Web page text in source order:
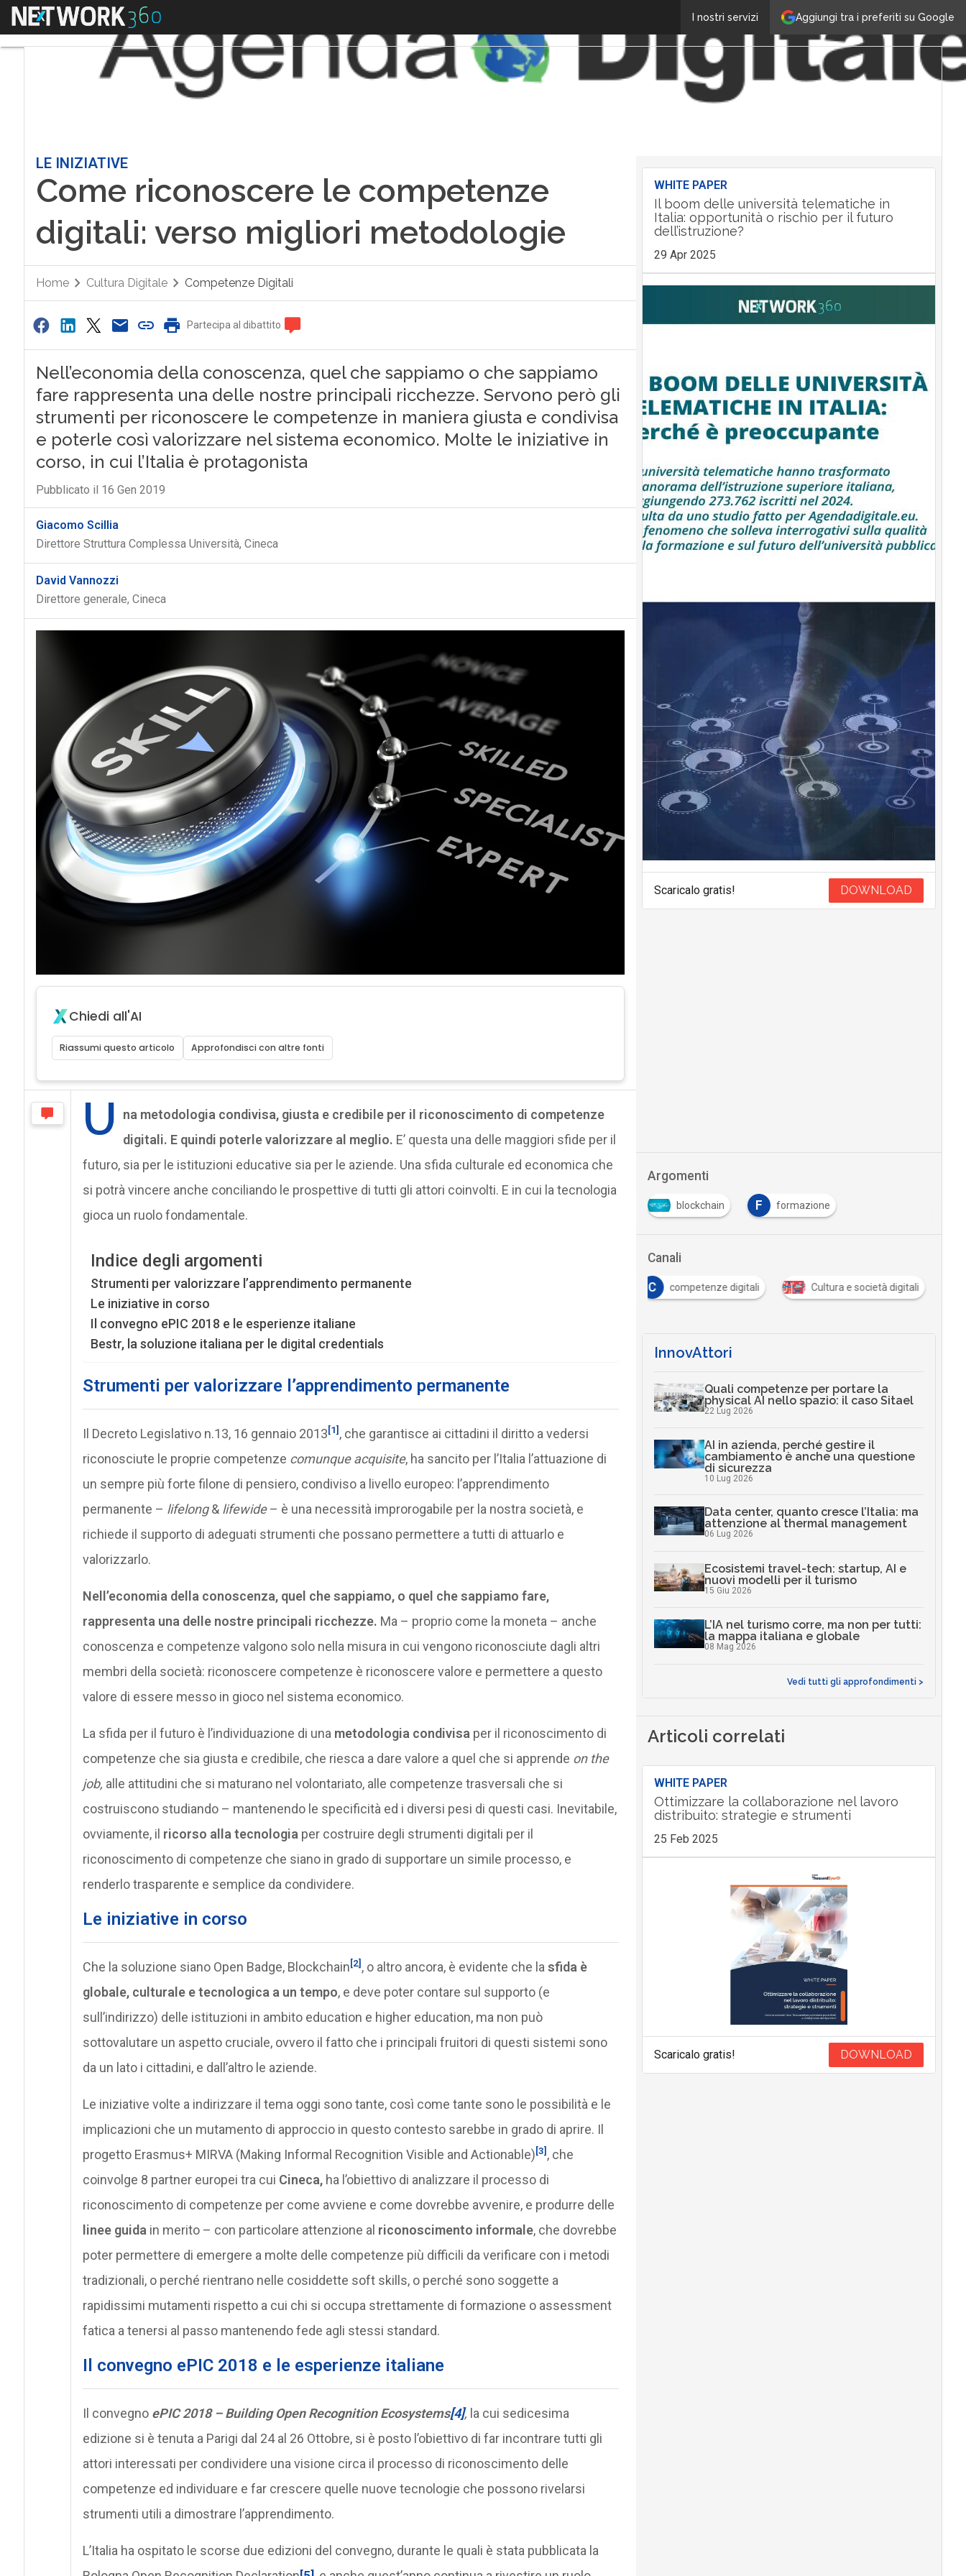
Aggiungi tra i preferiti su Google
I nostri servizi
Menu
LE INIZIATIVE
Come riconoscere le competenze
digitali: verso migliori metodologie
Home Cultura Digitale Competenze Digitali
Partecipa al dibattito
Nell’economia della conoscenza, quel che sappiamo o che sappiamo
fare rappresenta una delle nostre principali ricchezze. Servono però gli
strumenti per riconoscere le competenze in maniera giusta e condivisa
e poterle così valorizzare nel sistema economico. Molte le iniziative in
corso, in cui l’Italia è protagonista
Pubblicato il 16 Gen 2019
Giacomo Scillia
Direttore Struttura Complessa Università, Cineca
David Vannozzi
Direttore generale, Cineca
Chiedi all'AI
Riassumi questo articolo Approfondisci con altre fonti
U
na metodologia condivisa, giusta e credibile per il riconoscimento di competenze
digitali. E quindi poterle valorizzare al meglio. E’ questa una delle maggiori sfide per il
futuro, sia per le istituzioni educative sia per le aziende. Una sfida culturale ed economica che
si potrà vincere anche conciliando le prospettive di tutti gli attori coinvolti. E in cui la tecnologia
gioca un ruolo fondamentale.
Indice degli argomenti
Strumenti per valorizzare l’apprendimento permanente
Le iniziative in corso
Il convegno ePIC 2018 e le esperienze italiane
Bestr, la soluzione italiana per le digital credentials
Strumenti per valorizzare l’apprendimento permanente
Il Decreto Legislativo n.13, 16 gennaio 2013[1] , che garantisce ai cittadini il diritto a vedersi
riconosciute le proprie competenze comunque acquisite, ha sancito per l’Italia l’attuazione di
un sempre più forte filone di pensiero, condiviso a livello europeo: l’apprendimento
permanente – lifelong& lifewide– è una necessità improrogabile per la nostra società, e
richiede il supporto di adeguati strumenti che possano permettere a tutti di attuarlo e
valorizzarlo.
Nell’economia della conoscenza, quel che sappiamo, o quel che sappiamo fare,
rappresenta una delle nostre principali ricchezze. Ma – proprio come la moneta – anche
conoscenza e competenze valgono solo nella misura in cui vengono riconosciute dagli altri
membri della società: riconoscere competenze è riconoscere valore e permettere a questo
valore di essere messo in gioco nel sistema economico.
La sfida per il futuro è l’individuazione di una metodologia condivisa per il riconoscimento di
competenze che sia giusta e credibile, che riesca a dare valore a quel che si apprende on the
job, alle attitudini che si maturano nel volontariato, alle competenze trasversali che si
costruiscono studiando – mantenendo le specificità ed i diversi pesi di questi casi. Inevitabile,
ovviamente, il ricorso alla tecnologia per costruire degli strumenti digitali per il
riconoscimento di competenze che siano in grado di supportare un simile processo, e
renderlo trasparente e semplice da condividere.
Le iniziative in corso
Che la soluzione siano Open Badge, Blockchain[2] , o altro ancora, è evidente che la sfida è
globale, culturale e tecnologica a un tempo, e deve poter contare sul supporto (e
sull’indirizzo) delle istituzioni in ambito education e higher education, ma non può
sottovalutare un aspetto cruciale, ovvero il fatto che i principali fruitori di questi sistemi sono
da un lato i cittadini, e dall’altro le aziende.
Le iniziative volte a indirizzare il tema oggi sono tante, così come tante sono le possibilità e le
implicazioni che un mutamento di approccio in questo contesto sarebbe in grado di aprire. Il
progetto Erasmus+ MIRVA (Making Informal Recognition Visible and Actionable)[3] , che
coinvolge 8 partner europei tra cui Cineca,ha l’obiettivo di analizzare il processo di
riconoscimento di competenze per come avviene e come dovrebbe avvenire, e produrre delle
linee guida in merito – con particolare attenzione al riconoscimento informale, che dovrebbe
poter permettere di emergere a molte delle competenze più difficili da verificare con i metodi
tradizionali, o perché rientrano nelle cosiddette soft skills, o perché sono soggette a
rapidissimi mutamenti rispetto a cui chi si occupa strettamente di formazione o assessment
fatica a tenersi al passo mantenendo fede agli stessi standard.
Il convegno ePIC 2018 e le esperienze italiane
Il convegno ePIC 2018 – Building Open Recognition Ecosystems[4], la cui sedicesima
edizione si è tenuta a Parigi dal 24 al 26 Ottobre, si è posto l’obiettivo di far incontrare tutti gli
attori interessati per condividere una visione circa il processo di riconoscimento delle
competenze ed individuare e far crescere quelle nuove tecnologie che possono rivelarsi
strumenti utili a dimostrare l’apprendimento.
L’Italia ha ospitato le scorse due edizioni del convegno, durante le quali è stata pubblicata la
WHITE PAPER
Il boom delle università telematiche in
Italia: opportunità o rischio per il futuro
dell’istruzione?
29 Apr 2025
Scaricalo gratis! DOWNLOAD
Argomenti
blockchain F formazione
Canali
C competenze digitali Cultura e società digitali
InnovAttori
Quali competenze per portare la
physical AI nello spazio: il caso Sitael
22 Lug 2026
AI in azienda, perché gestire il
cambiamento è anche una questione
di sicurezza
10 Lug 2026
Data center, quanto cresce l’Italia: ma
attenzione al thermal management
06 Lug 2026
Ecosistemi travel-tech: startup, AI e
nuovi modelli per il turismo
15 Giu 2026
L’IA nel turismo corre, ma non per tutti:
la mappa italiana e globale
08 Mag 2026
Vedi tutti gli approfondimenti >
Articoli correlati
WHITE PAPER
Ottimizzare la collaborazione nel lavoro
distribuito: strategie e strumenti
25 Feb 2025
Scaricalo gratis! DOWNLOAD